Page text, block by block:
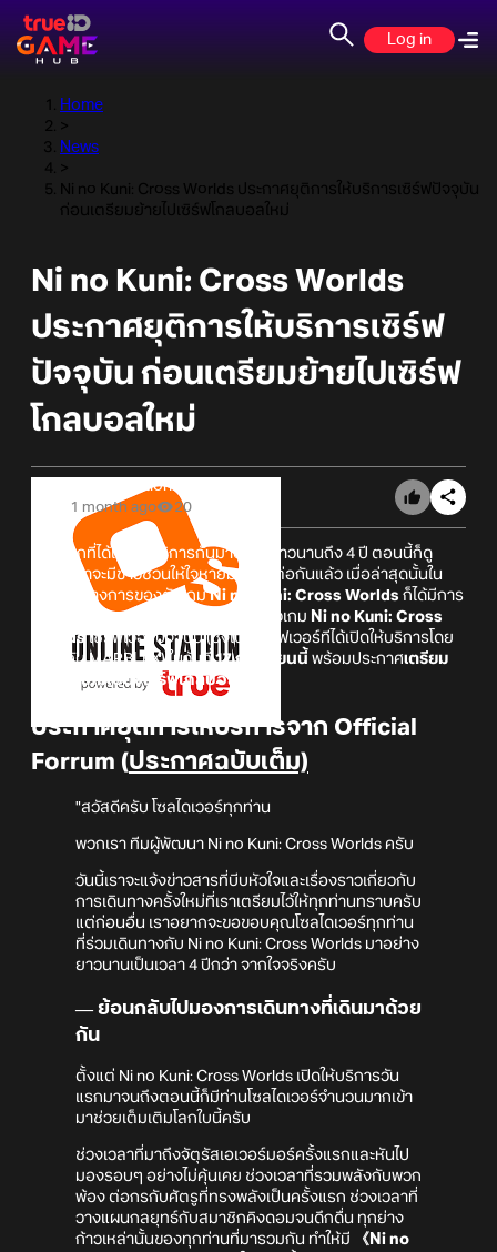
Log in
Home
>
News
>
Ni no Kuni: Cross Worlds ประกาศยุติการให้บริการเซิร์ฟปัจจุบัน
ก่อนเตรียมย้ายไปเซิร์ฟโกลบอลใหม่
Ni no Kuni: Cross Worlds
ประกาศยุติการให้บริการเซิร์ฟ
ปัจจุบัน ก่อนเตรียมย้ายไปเซิร์ฟ
โกลบอลใหม่
Online Station
1 month ago
20
หลังจากที่ได้เปิดให้บริการกันมาอย่างยาวนานถึง 4 ปี ตอนนี้ก็ดู
เหมือนว่าจะมีข่าวชวนให้ใจหายมาบอกต่อกันแล้ว เมื่อล่าสุดนั้นใน
Forum ทางการของตัวเกมNi no Kuni: Cross Worlds ก็ได้มีการ
ประกาศเตรียมยุติการให้บริการของตัวเกม Ni no Kuni: Cross
Worlds เซิร์ฟเวอร์ปัจจุบัน (ซึ่งเป็นเซิร์ฟเวอร์ทีได้เปิดให้บริการโดย
เชื่อมกับ MARBLEX) ในวันที่17 กันยายนนี้ พร้อมประกาศเตรียม
ย้ายตัวเกมไปยังเซิร์ฟโกลบอลใหม่!
ประกาศยุติการให้บริการจาก Official
Forrum (ประกาศฉบับเต็ม)
"สวัสดีครับ โซลไดเวอร์ทุกท่าน
พวกเรา ทีมผู้พัฒนา Ni no Kuni: Cross Worlds ครับ
วันนี้เราจะแจ้งข่าวสารที่บีบหัวใจและเรื่องราวเกี่ยวกับ
การเดินทางครั้งใหม่ที่เราเตรียมไว้ให้ทุกท่านทราบครับ
แต่ก่อนอื่น เราอยากจะขอขอบคุณโซลไดเวอร์ทุกท่าน
ที่ร่วมเดินทางกับ Ni no Kuni: Cross Worlds มาอย่าง
ยาวนานเป็นเวลา 4 ปีกว่า จากใจจริงครับ
― ย้อนกลับไปมองการเดินทางที่เดินมาด้วย
กัน
ตั้งแต่ Ni no Kuni: Cross Worlds เปิดให้บริการวัน
แรกมาจนถึงตอนนี้ก็มีท่านโซลไดเวอร์จำนวนมากเข้า
มาช่วยเต็มเติมโลกใบนี้ครับ
ช่วงเวลาที่มาถึงจัตุรัสเอเวอร์มอร์ครั้งแรกและหันไป
มองรอบๆ อย่างไม่คุ้นเคย ช่วงเวลาที่รวมพลังกับพวก
พ้อง ต่อกรกับศัตรูที่ทรงพลังเป็นครั้งแรก ช่วงเวลาที่
วางแผนกลยุทธ์กับสมาชิกคิงดอมจนดึกดื่น ทุกย่าง
ก้าวเหล่านั้นของทุกท่านที่มารวมกัน ทำให้มี
《Ni no